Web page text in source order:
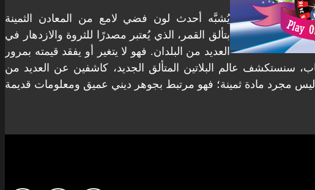
يُشبَّه أحدث لون فضي لامع من المعادن الثمينة
بتألق القمر، الذي يُعتبر مصدرًا للثروة والازدهار في
العديد من البلدان. فهو لا يتغير أو يفقد قيمته بمرور
سنستكشف عالم البلاتين المتألق الجديد، كاشفين عن العديد من